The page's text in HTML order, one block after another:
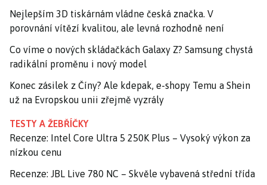
Nejlepším 3D tiskárnám vládne česká značka. V
porovnání vítězí kvalitou, ale levná rozhodně není
Co víme o nových skládačkách Galaxy Z? Samsung chystá
radikální proměnu i nový model
Konec zásilek z Číny? Ale kdepak, e-shopy Temu a Shein
už na Evropskou unii zřejmě vyzrály
TESTY A ŽEBŘÍČKY
Recenze: Intel Core Ultra 5 250K Plus – Vysoký výkon za
nízkou cenu
Recenze: JBL Live 780 NC – Skvěle vybavená střední třída